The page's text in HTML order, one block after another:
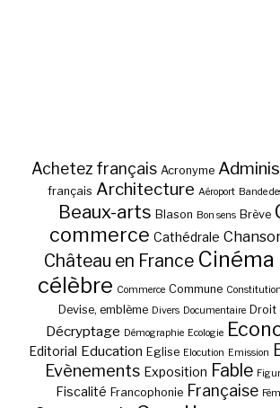
Achetez français Acronyme
français Architecture Aéroport Bande
Beaux-arts Blason Bon sens Brève
commerce Cathédrale
Château en France Cinéma
célèbre Commerce Commune Constitution
Devise, emblème Divers Documentaire Droit
Décryptage Démographie Ecologie
Editorial Education Eglise Elocution Emission
Evènements Exposition Fable
Fiscalité Francophonie Française